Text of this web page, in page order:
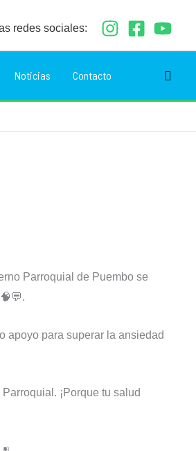
redes sociales:
Noticias Contacto Buscar
Parroquial de Puembo se
apoyo para superar la ansiedad
¡Porque tu salud